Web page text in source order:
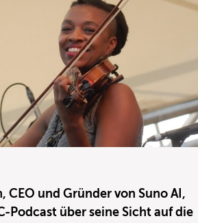
CEO und Gründer von Suno AI,
Podcast über seine Sicht auf die